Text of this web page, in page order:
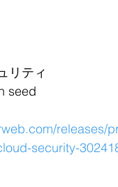
リティ
seed
releases/
security-